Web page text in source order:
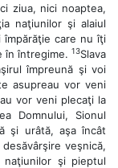
ziua, nici noaptea,
naţiunilor şi alaiul
împărăţie care nu îţi
în întregime. 13Slava
împreună şi voi
asupreau vor veni
vor veni plecaţi la
Domnului, Sionul
şi urâtă, aşa încât
veşnică,
şi pieptul